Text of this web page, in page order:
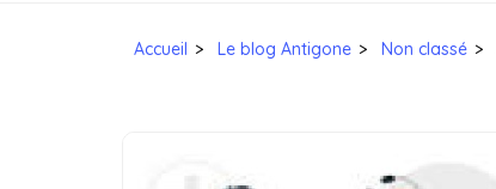
Accueil > Le blog Antigone > Non classé >